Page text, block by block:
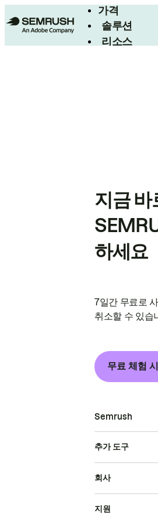
가격
솔루션
리소스
지금 바
하세요
7일간 무료로
취소할 수 있습
무료 체험
Semrush
추가 도구
회사
지원